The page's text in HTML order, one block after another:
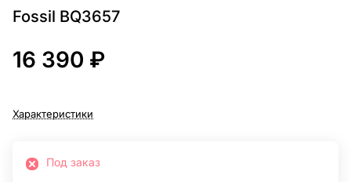
Fossil BQ3657
16 390 ₽
Характеристики
Под заказ